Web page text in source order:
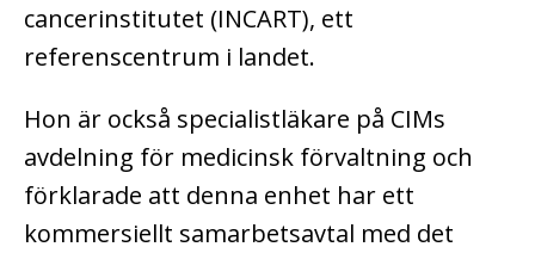
cancerinstitutet (INCART), ett
referenscentrum i landet.
Hon är också specialistläkare på CIMs
avdelning för medicinsk förvaltning och
förklarade att denna enhet har ett
kommersiellt samarbetsavtal med det